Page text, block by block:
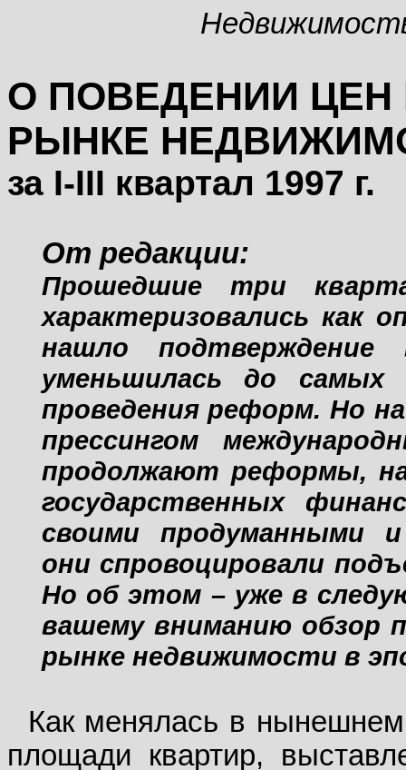
О ПОВЕДЕНИИ
РЫНКЕ
за I-III квартал 1997 г.
От редакции:
Прошедшие три
характеризовались как
нашло
уменьшилась до
проведения реформ. Но
прессингом
продолжают реформы,
государственных
своими продуманными
они спровоцировали
Но об этом – уже в
вашему вниманию обзор
рынке недвижимости в
Как менялась в
площади квартир,